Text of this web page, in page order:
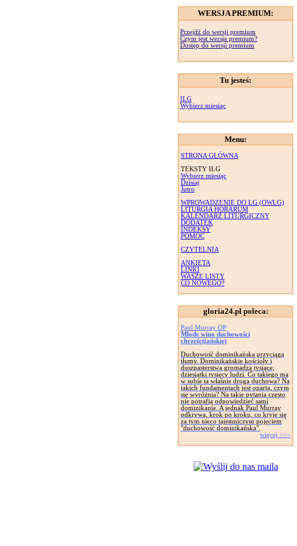
WERSJA PREMIUM:
Przejdź do wersji premium
Czym jest wersja premium?
Dostęp do wersji premium
Tu jesteś:
ILG
Wybierz miesiąc
Menu:
STRONA GŁÓWNA
TEKSTY ILG
Wybierz miesiąc
Dzisiaj
Jutro
WPROWADZENIE DO LG (OWLG)
LITURGIA HORARUM
KALENDARZ LITURGICZNY
DODATEK
INDEKSY
POMOC
CZYTELNIA
ANKIETA
LINKI
WASZE LISTY
CO NOWEGO?
gloria24.pl poleca:
Paul Murray OP
Młode wino duchowości
chrześcijańskiej
Duchowość dominikańska przyciąga
tłumy. Dominikańskie kościoły i
duszpasterstwa gromadzą tysiące,
dziesiątki tysięcy ludzi. Co takiego ma
w sobie ta właśnie droga duchowa? Na
jakich fundamentach jest oparta, czym
się wyróżnia? Na takie pytania często
nie potrafią odpowiedzieć sami
dominikanie. A jednak Paul Murray
odkrywa, krok po kroku, co kryje się
za tym nieco tajemniczym pojęciem
"duchowość dominikańska".
więcej >>>